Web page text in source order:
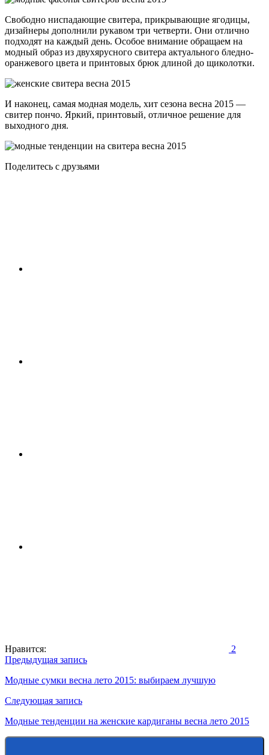
Свободно ниспадающие свитера, прикрывающие ягодицы,
дизайнеры дополнили рукавом три четверти. Они отлично
подходят на каждый день. Особое внимание обращаем на
модный образ из двухярусного свитера актуального бледно-
оранжевого цвета и принтовых брюк длиной до щиколотки.
И наконец, самая модная модель, хит сезона весна 2015 —
свитер пончо. Яркий, принтовый, отличное решение для
выходного дня.
Поделитесь с друзьями
Нравится: 2
Навигация
по
записям
Предыдущая запись
Модные сумки весна лето 2015: выбираем лучшую
Следующая запись
Модные тенденции на женские кардиганы весна лето 2015